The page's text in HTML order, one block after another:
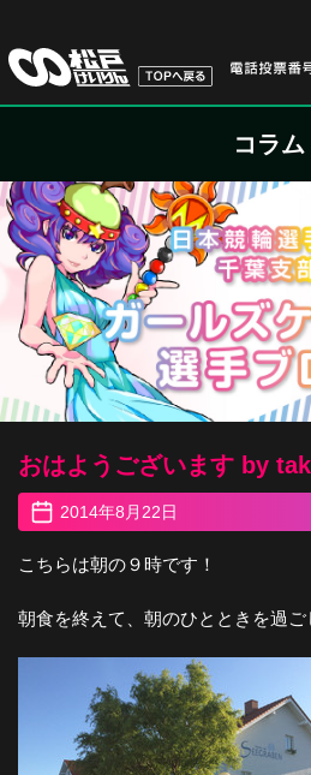
コラム
おはようございます by
2014年8月22日
こちらは朝の９時です！
朝食を終えて、朝のひとときを過ご